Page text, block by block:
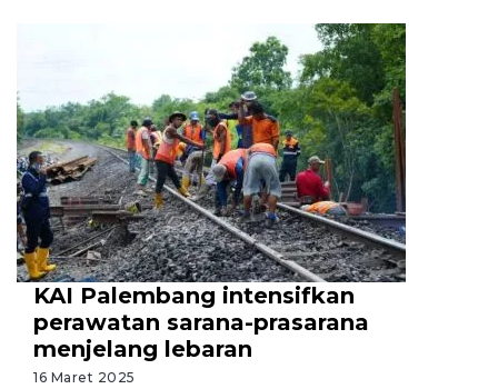
KAI Palembang intensifkan
perawatan sarana-prasarana
menjelang lebaran
16 Maret 2025